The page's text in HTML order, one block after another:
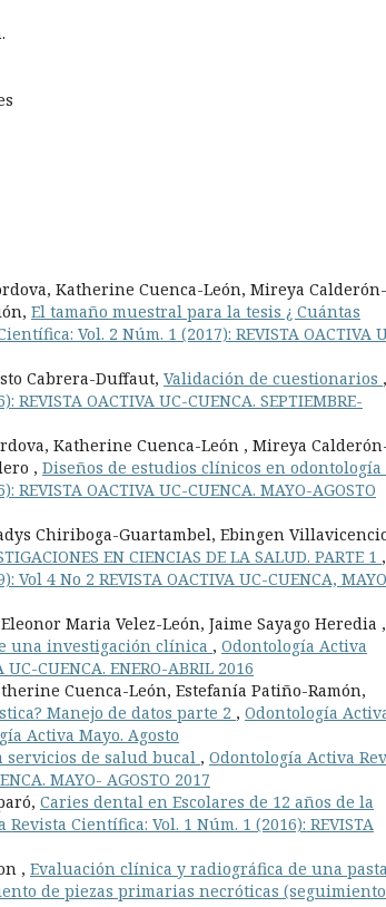
Katherine Cuenca-León, Mireya Calderón-
El tamaño muestral para la tesis ¿ Cuántas
Vol. 2 Núm. 1 (2017): REVISTA OACTIVA
Cabrera-Duffaut, Validación de cuestionarios ,
OACTIVA UC-CUENCA. SEPTIEMBRE-
Katherine Cuenca-León , Mireya
, Diseños de estudios clínicos en odontología
OACTIVA UC-CUENCA. MAYO-AGOSTO
Chiriboga-Guartambel, Ebingen
EN CIENCIAS DE LA SALUD. PARTE 1 ,
4 No 2 REVISTA OACTIVA UC-CUENCA,
Maria Velez-León, Jaime Sayago Heredia ,
una investigación clínica , Odontología Activa
CUENCA. ENERO-ABRIL 2016
Cuenca-León, Estefanía Patiño-Ramón,
Manejo de datos parte 2 , Odontología
Activa Mayo. Agosto
servicios de salud bucal , Odontología Activa
MAYO- AGOSTO 2017
Caries dental en Escolares de 12 años de la
Científica: Vol. 1 Núm. 1 (2016): REVISTA
, Evaluación clínica y radiográfica de una
de piezas primarias necróticas